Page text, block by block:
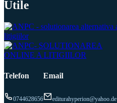
Utile
Telefon
0744628656
Email
editurahyperion@yahoo.de